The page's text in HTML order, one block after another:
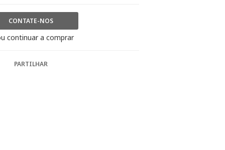
CONTATE-NOS
continuar a comprar
PARTILHAR